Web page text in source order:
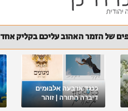
של הזמר האהוב עליכם בקליק אחד
כנגד ארבעה אלבומים
דיברה התורה | זוהר
מלאכי